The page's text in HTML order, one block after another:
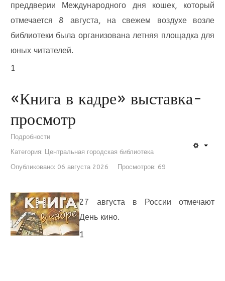
преддверии Международного дня кошек, который
отмечается 8 августа, на свежем воздухе возле
библиотеки была организована летняя площадка для
юных читателей.
1
«Книга в кадре» выставка-
просмотр
Подробности
Категория: Центральная городская библиотека
Опубликовано: 06 августа 2026
Просмотров: 69
27 августа в России отмечают
День кино.
1